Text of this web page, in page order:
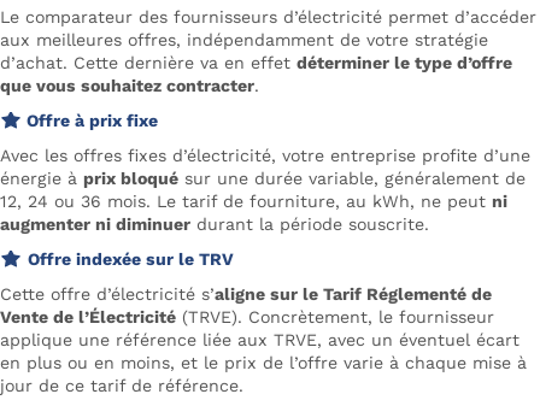
Le comparateur des fournisseurs d’électricité permet d’accéder
aux meilleures offres, indépendamment de votre stratégie
d’achat. Cette dernière va en effet déterminer le type d’offre
que vous souhaitez contracter.
Offre à prix fixe
Avec les offres fixes d’électricité, votre entreprise profite d’une
énergie à prix bloqué sur une durée variable, généralement de
12, 24 ou 36 mois. Le tarif de fourniture, au kWh, ne peut ni
augmenter ni diminuer durant la période souscrite.
Offre indexée sur le TRV
Cette offre d’électricité s’aligne sur le Tarif Réglementé de
Vente de l’Électricité (TRVE). Concrètement, le fournisseur
applique une référence liée aux TRVE, avec un éventuel écart
en plus ou en moins, et le prix de l’offre varie à chaque mise à
jour de ce tarif de référence.